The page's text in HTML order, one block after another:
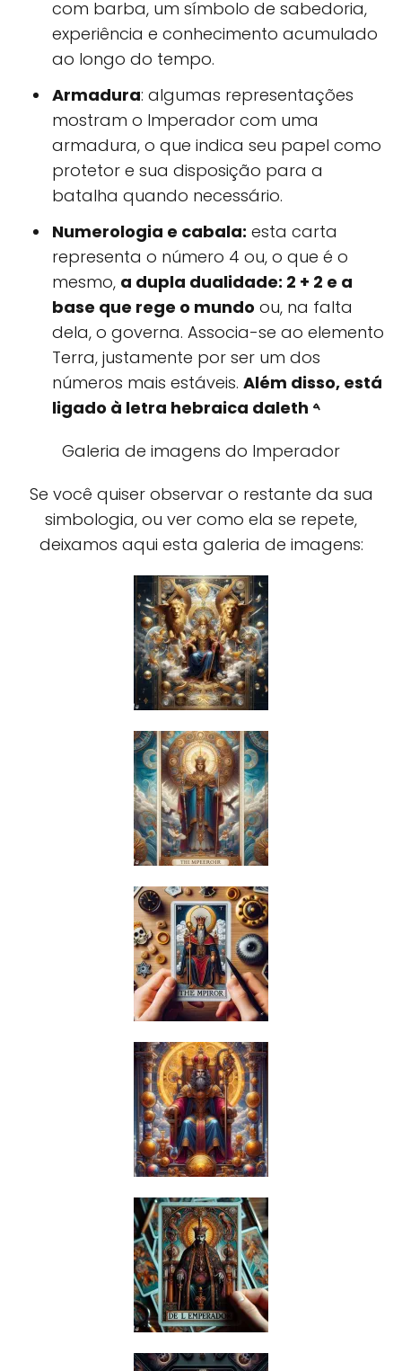
com barba, um símbolo de sabedoria,
experiência e conhecimento acumulado
ao longo do tempo.
Armadura: algumas representações
mostram o Imperador com uma
armadura, o que indica seu papel como
protetor e sua disposição para a
batalha quando necessário.
Numerologia e cabala: esta carta
representa o número 4 ou, o que é o
mesmo, a dupla dualidade: 2 + 2 e a
base que rege o mundo ou, na falta
dela, o governa. Associa-se ao elemento
Terra, justamente por ser um dos
números mais estáveis. Além disso, está
ligado à letra hebraica daleth 𐤃
Galeria de imagens do Imperador
Se você quiser observar o restante da sua
simbologia, ou ver como ela se repete,
deixamos aqui esta galeria de imagens: